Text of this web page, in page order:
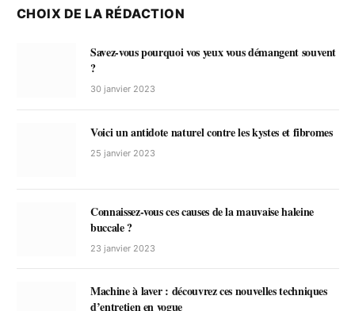
CHOIX DE LA RÉDACTION
Savez-vous pourquoi vos yeux vous démangent souvent
?
30 janvier 2023
Voici un antidote naturel contre les kystes et fibromes
25 janvier 2023
Connaissez-vous ces causes de la mauvaise haleine
buccale ?
23 janvier 2023
Machine à laver : découvrez ces nouvelles techniques
d’entretien en vogue